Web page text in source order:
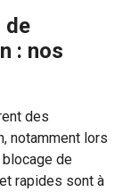
de
: nos
des
notamment lors
blocage de
rapides sont à